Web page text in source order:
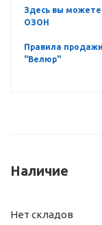
Здесь вы
ОЗОН
Правила
"Велюр"
Наличие
Нет складов